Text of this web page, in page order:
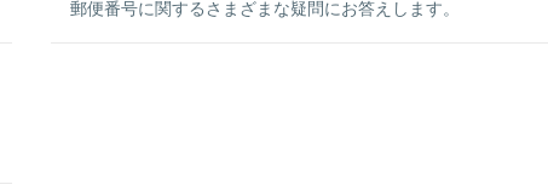
郵便番号に関するさまざまな疑問にお答えします。